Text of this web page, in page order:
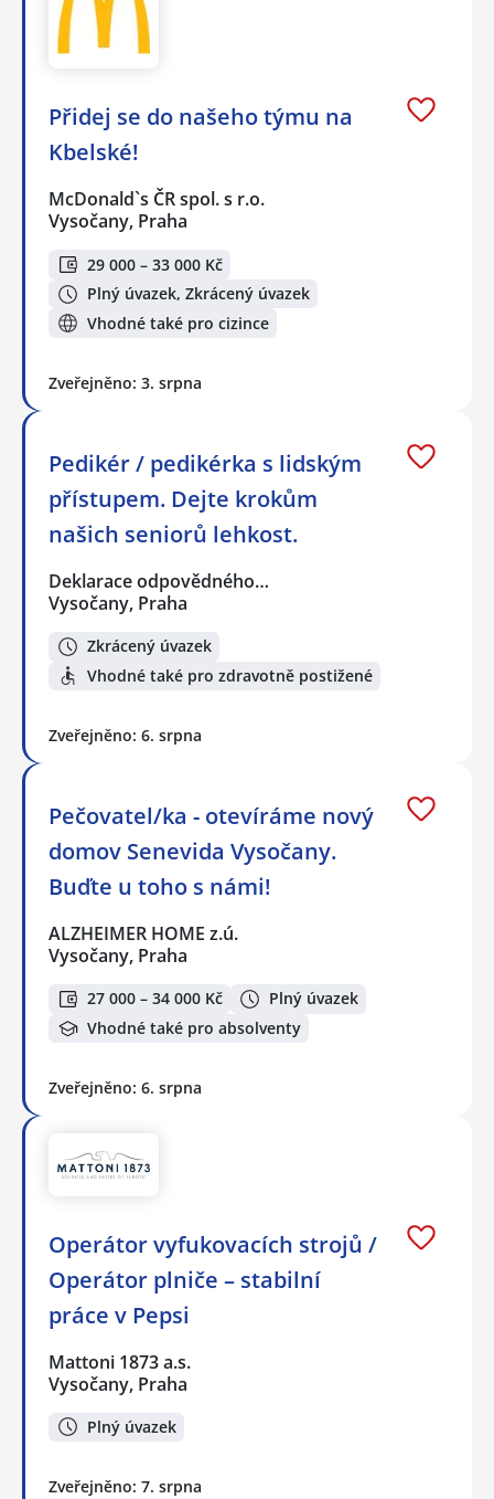
Přidej se do našeho týmu na
Kbelské!
McDonald`s ČR spol. s r.o.
Vysočany, Praha
29 000 – 33 000 Kč
Plný úvazek, Zkrácený úvazek
Vhodné také pro cizince
Zveřejněno: 3. srpna
Pedikér / pedikérka s lidským
přístupem. Dejte krokům
našich seniorů lehkost.
Deklarace odpovědného…
Vysočany, Praha
Zkrácený úvazek
Vhodné také pro zdravotně postižené
Zveřejněno: 6. srpna
Pečovatel/ka - otevíráme nový
domov Senevida Vysočany.
Buďte u toho s námi!
ALZHEIMER HOME z.ú.
Vysočany, Praha
27 000 – 34 000 Kč
Plný úvazek
Vhodné také pro absolventy
Zveřejněno: 6. srpna
Operátor vyfukovacích strojů /
Operátor plniče – stabilní
práce v Pepsi
Mattoni 1873 a.s.
Vysočany, Praha
Plný úvazek
Zveřejněno: 7. srpna